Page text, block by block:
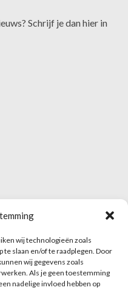
wij technologieën zoals
te slaan en/of te raadplegen. Door
wij gegevens zoals
Als je geen toestemming
nadelige invloed hebben op
Schrijf je dan hier in